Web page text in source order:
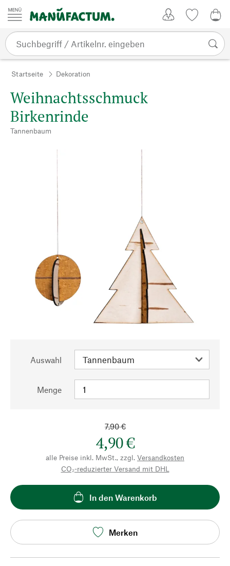
Zum Inhalt springen
Startseite Dekoration
Weihnachtsschmuck
Birkenrinde
Tannenbaum
Auswahl
Menge
7,90 €
4,90 €
alle Preise inkl. MwSt., zzgl. Versandkosten
CO₂-reduzierter Versand mit DHL
In den Warenkorb
Merken